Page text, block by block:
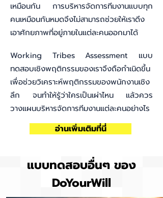
เหมือนกัน การบริหารจัดการทีมงานแบบทุก
คนเหมือนกันหมดจึงไม่สามารถช่วยให้เราดึง
เอาศักยภาพที่อยู่ภายในแต่ละคนออกมาได้
Working Tribes Assessment แบบ
ทดสอบเชิงพฤติกรรมของเราจึงถือกำเนิดขึ้น
เพื่อช่วยวิเคราะห์พฤติกรรมของพนักงานเชิง
ลึก จนทำให้รู้ว่าใครเป็นเผ่าไหน แล้วควร
วางแผนบริหารจัดการทีมงานแต่ละคนอย่างไร
อ่านเพิ่มเติมที่นี่
แบบทดสอบอื่นๆ ของ
DoYourWill